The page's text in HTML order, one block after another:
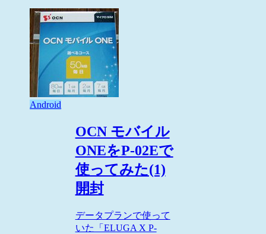
Android
OCN モバイル
ONEをP-02Eで
使ってみた(1)
開封
データプランで使って
いた「ELUGA X P-